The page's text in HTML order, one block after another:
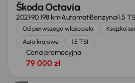
Škoda Octavia
202190 198 kmAutomatBenzyna1.5
Od pierwszego właściciela
Książka
Auta krajowe
1.5 TSI
Cena promocyjna
79 000 zł